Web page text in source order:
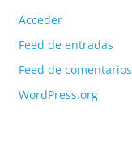
Acceder
Feed de entradas
Feed de comentarios
WordPress.org